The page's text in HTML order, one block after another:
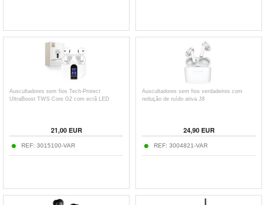
Auscultadores sem fios Tech-Protect
UltraBoost TWS Core G2 com ecrã LED
21,00EUR
REF: 3015100-VAR
Auscultadores sem fios verdadeiros com
redução de ruído ativa J8
24,90EUR
REF: 3004821-VAR